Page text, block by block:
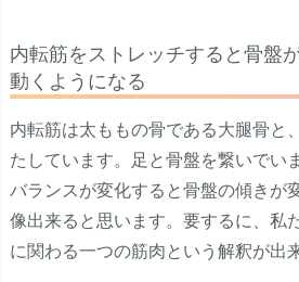
内転筋をストレッチすると骨盤
動くようになる
内転筋は太ももの骨である大腿骨と
たしています。足と骨盤を繋いでい
バランスが変化すると骨盤の傾きが
像出来ると思います。要するに、私
に関わる一つの筋肉という解釈が出